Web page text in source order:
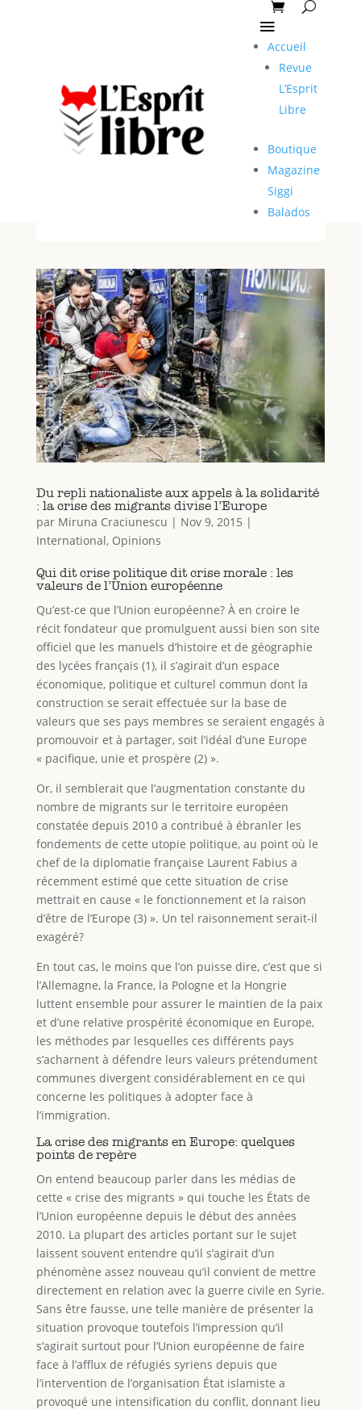
Accueil
Revue
L’Esprit
Libre
Boutique
Magazine
Siggi
Balados
Du repli nationaliste aux appels à la solidarité
: la crise des migrants divise l’Europe
par Miruna Craciunescu | Nov 9, 2015 |
International, Opinions
Qui dit crise politique dit crise morale : les
valeurs de l’Union européenne
Qu’est-ce que l’Union européenne? À en croire le
récit fondateur que promulguent aussi bien son site
officiel que les manuels d’histoire et de géographie
des lycées français (1), il s’agirait d’un espace
économique, politique et culturel commun dont la
construction se serait effectuée sur la base de
valeurs que ses pays membres se seraient engagés à
promouvoir et à partager, soit l’idéal d’une Europe
« pacifique, unie et prospère (2) ».
Or, il semblerait que l’augmentation constante du
nombre de migrants sur le territoire européen
constatée depuis 2010 a contribué à ébranler les
fondements de cette utopie politique, au point où le
chef de la diplomatie française Laurent Fabius a
récemment estimé que cette situation de crise
mettrait en cause « le fonctionnement et la raison
d’être de l’Europe (3) ». Un tel raisonnement serait-il
exagéré?
En tout cas, le moins que l’on puisse dire, c’est que si
l’Allemagne, la France, la Pologne et la Hongrie
luttent ensemble pour assurer le maintien de la paix
et d’une relative prospérité économique en Europe,
les méthodes par lesquelles ces différents pays
s’acharnent à défendre leurs valeurs prétendument
communes divergent considérablement en ce qui
concerne les politiques à adopter face à
l’immigration.
La crise des migrants en Europe: quelques
points de repère
On entend beaucoup parler dans les médias de
cette « crise des migrants » qui touche les États de
l’Union européenne depuis le début des années
2010. La plupart des articles portant sur le sujet
laissent souvent entendre qu’il s’agirait d’un
phénomène assez nouveau qu’il convient de mettre
directement en relation avec la guerre civile en Syrie.
Sans être fausse, une telle manière de présenter la
situation provoque toutefois l’impression qu’il
s’agirait surtout pour l’Union européenne de faire
face à l’afflux de réfugiés syriens depuis que
l’intervention de l’organisation État islamiste a
provoqué une intensification du conflit, donnant lieu